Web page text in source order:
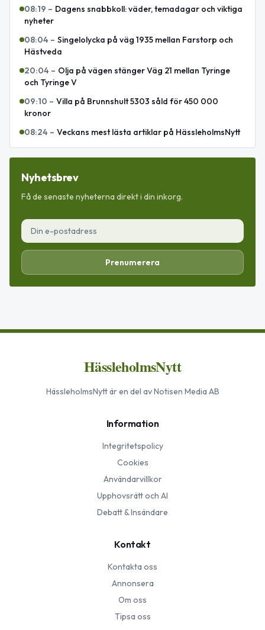
08:19 – Dagens snabbkoll: väder, temadagar och viktiga
nyheter
08:04 – Singelolycka på väg 1935 mellan Farstorp och
Hästveda
20:04 – Olja på vägen stänger Väg 21 mellan Tyringe
och Tyringe V
09:10 – Villa på Brunnshult 5303 såld för 450 000
kronor
08:24 – Veckans mest lästa artiklar på HässleholmsNytt
Nyhetsbrev
Få de senaste nyheterna direkt i din inkorg.
Prenumerera
HässleholmsNytt
HässleholmsNyttär en del av Notisen Media AB
Information
Integritetspolicy
Cookies
Användarvillkor
Upphovsrätt och AI
Debatt & Insändare
Kontakt
Kontakta oss
Annonsera
Om oss
Tipsa oss